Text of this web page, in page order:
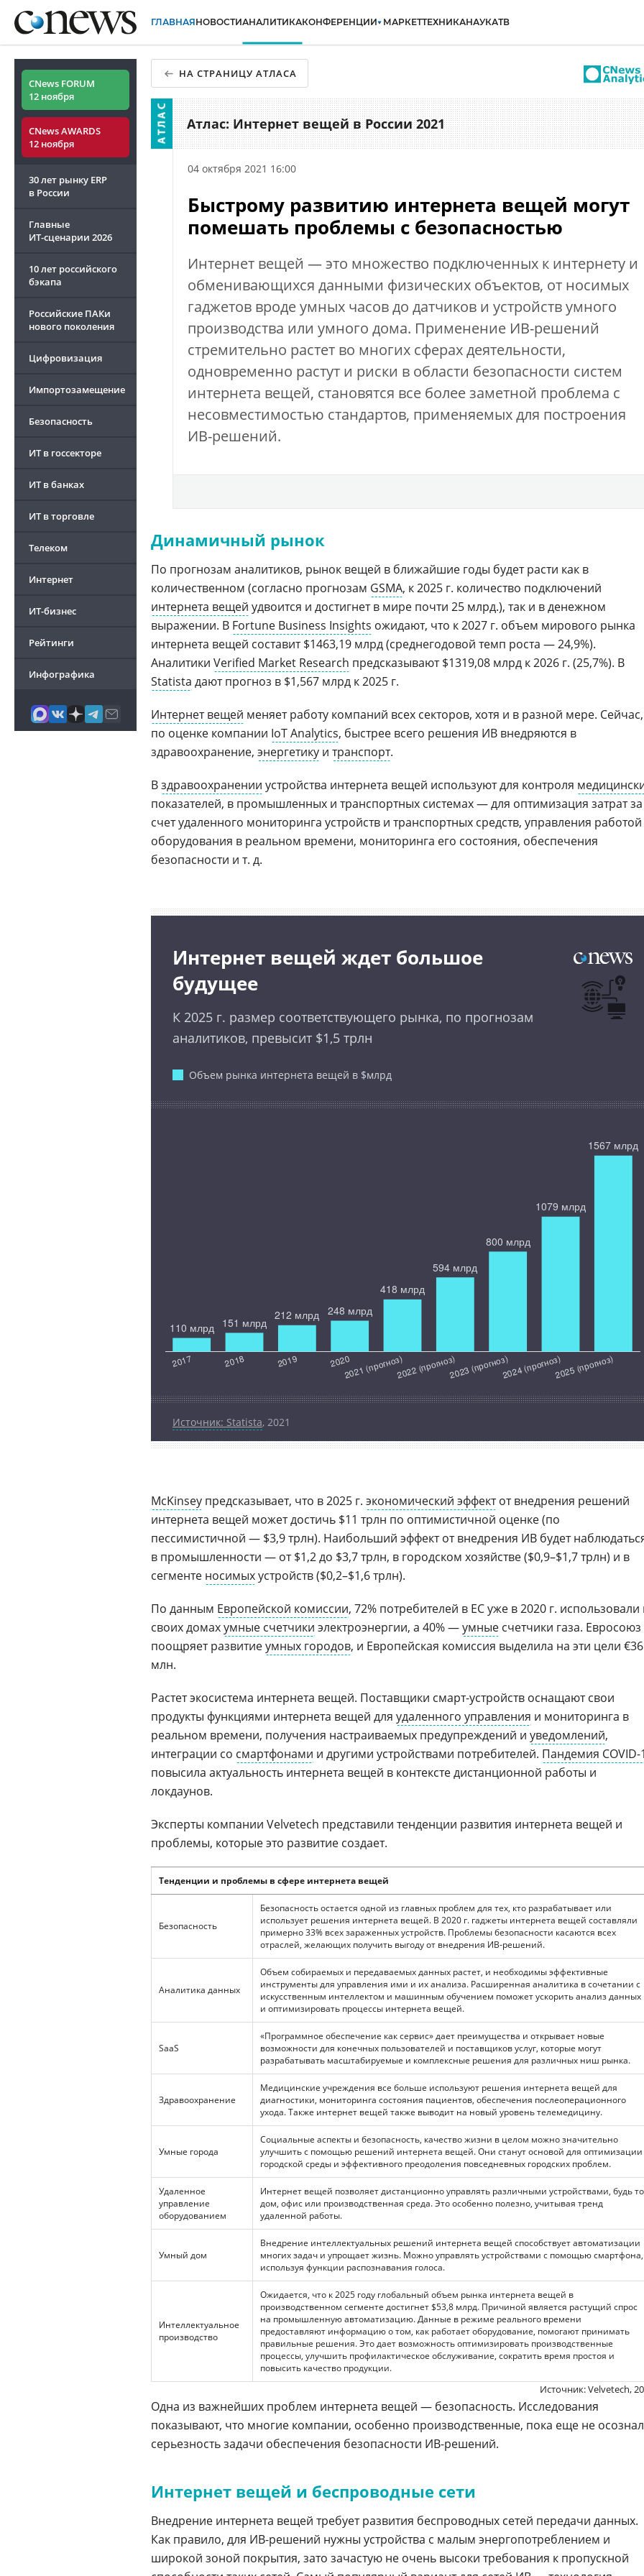
ГЛАВНАЯНОВОСТИАНАЛИТИКАКОНФЕРЕНЦИИ МАРКЕТТЕХНИКАНАУКАТВ
CNews FORUM
12 ноября
CNews AWARDS
12 ноября
30 лет рынку ERP
в России
Главные
ИТ-сценарии 2026
10 лет российского
бэкапа
Российские ПАКи
нового поколения
Цифровизация
Импортозамещение
Безопасность
ИТ в госсекторе
ИТ в банках
ИТ в торговле
Телеком
Интернет
ИТ-бизнес
Рейтинги
Инфографика
НА СТРАНИЦУ АТЛАСА
Атлас: Интернет вещей в России 2021
04 октября 2021 16:00
Быстрому развитию интернета вещей могут
помешать проблемы с безопасностью
Интернет вещей — это множество подключенных к интернету и
обменивающихся данными физических объектов, от носимых
гаджетов вроде умных часов до датчиков и устройств умного
производства или умного дома. Применение ИВ-решений
стремительно растет во многих сферах деятельности,
одновременно растут и риски в области безопасности систем
интернета вещей, становятся все более заметной проблема с
несовместимостью стандартов, применяемых для построения
ИВ-решений.
Динамичный рынок
По прогнозам аналитиков, рынок вещей в ближайшие годы будет расти как в
количественном (согласно прогнозам GSMA, к 2025 г. количество подключений
интернета вещей удвоится и достигнет в мире почти 25 млрд.), так и в денежном
выражении. В Fortune Business Insights ожидают, что к 2027 г. объем мирового рынка
интернета вещей составит $1463,19 млрд (среднегодовой темп роста — 24,9%).
Аналитики Verified Market Research предсказывают $1319,08 млрд к 2026 г. (25,7%). В
Statista дают прогноз в $1,567 млрд к 2025 г.
Интернет вещей меняет работу компаний всех секторов, хотя и в разной мере. Сейчас,
по оценке компании IoT Analytics, быстрее всего решения ИВ внедряются в
здравоохранение, энергетику и транспорт.
Вздравоохранении устройства интернета вещей используют для контроля
показателей, в промышленных и транспортных системах — для оптимизация затрат за
счет удаленного мониторинга устройств и транспортных средств, управления работой
оборудования в реальном времени, мониторинга его состояния, обеспечения
безопасности и т. д.
Интернет вещей ждет большое
будущее
К 2025 г. размер соответствующего рынка, по прогнозам
аналитиков, превысит $1,5 трлн
Объем рынка интернета вещей в $млрд
Источник: Statista, 2021
McKinsey предсказывает, что в 2025 г. экономический эффектот внедрения решений
интернета вещей может достичь $11 трлн по оптимистичной оценке (по
пессимистичной — $3,9 трлн). Наибольший эффект от внедрения ИВ будет
в промышленности — от $1,2 до $3,7 трлн, в городском хозяйстве ($0,9–$1,7 трлн) и в
сегменте носимыхустройств ($0,2–$1,6 трлн).
По данным Европейской комиссии, 72% потребителей в ЕС уже в 2020 г. использовали
своих домахумные счетчики электроэнергии, а 40% —умные счетчики газа. Евросоюз
поощряет развитиеумных городов, и Европейская комиссия выделила на эти цели
млн.
Растет экосистема интернета вещей. Поставщики смарт-устройств оснащают свои
продукты функциями интернета вещей для удаленного управления и мониторинга в
реальном времени, получения настраиваемых предупреждений и уведомлений,
интеграции со смартфонами и другими устройствами потребителей. Пандемия COVID-
повысила актуальность интернета вещей в контексте дистанционной работы и
локдаунов.
Эксперты компании Velvetech представили тенденции развития интернета вещей и
проблемы, которые это развитие создает.
Тенденции и проблемы в сфере интернета вещей
Безопасность
Безопасность остается одной из главных проблем для тех, кто разрабатывает или
использует решения интернета вещей. В 2020 г. гаджеты интернета вещей составляли
примерно 33% всех зараженных устройств. Проблемы безопасности касаются всех
отраслей, желающих получить выгоду от внедрения ИВ-решений.
Аналитика данных
Объем собираемых и передаваемых данных растет, и необходимы эффективные
инструменты для управления ими и их анализа. Расширенная аналитика в сочетании с
искусственным интеллектом и машинным обучением поможет ускорить анализ данных
и оптимизировать процессы интернета вещей.
SaaS
«Программное обеспечение как сервис» дает преимущества и открывает новые
возможности для конечных пользователей и поставщиков услуг, которые могут
разрабатывать масштабируемые и комплексные решения для различных ниш рынка.
Здравоохранение
Медицинские учреждения все больше используют решения интернета вещей для
диагностики, мониторинга состояния пациентов, обеспечения послеоперационного
ухода. Также интернет вещей также выводит на новый уровень телемедицину.
Умные города
Социальные аспекты и безопасность, качество жизни в целом можно значительно
улучшить с помощью решений интернета вещей. Они станут основой для оптимизации
городской среды и эффективного преодоления повседневных городских проблем.
Удаленное
управление
оборудованием
Интернет вещей позволяет дистанционно управлять различными устройствами, будь то
дом, офис или производственная среда. Это особенно полезно, учитывая тренд
удаленной работы.
Умный дом
Внедрение интеллектуальных решений интернета вещей способствует автоматизации
многих задач и упрощает жизнь. Можно управлять устройствами с помощью смартфона,
используя функции распознавания голоса.
Интеллектуальное
производство
Ожидается, что к 2025 году глобальный объем рынка интернета вещей в
производственном сегменте достигнет $53,8 млрд. Причиной является растущий спрос
на промышленную автоматизацию. Данные в режиме реального времени
предоставляют информацию о том, как работает оборудование, помогают принимать
правильные решения. Это дает возможность оптимизировать производственные
процессы, улучшить профилактическое обслуживание, сократить время простоя и
повысить качество продукции.
Источник: Velvetech,
Одна из важнейших проблем интернета вещей — безопасность. Исследования
показывают, что многие компании, особенно производственные, пока еще не
серьезность задачи обеспечения безопасности ИВ-решений.
Интернет вещей и беспроводные сети
Внедрение интернета вещей требует развития беспроводных сетей передачи данных.
Как правило, для ИВ-решений нужны устройства с малым энергопотреблением и
широкой зоной покрытия, зато зачастую не очень высоки требования к пропускной